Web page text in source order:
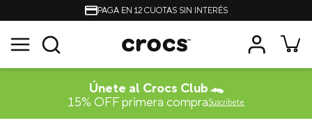
Únete al Crocs Club 🐊
15% OFF primera compraSuscríbete